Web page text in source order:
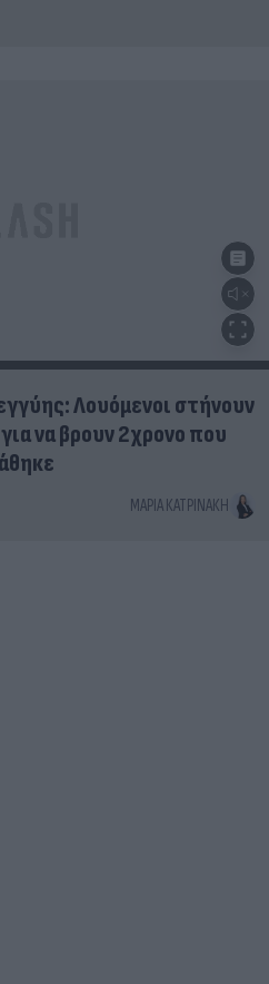
Λουόμενοι στήνουν
να βρουν 2χρονο που
ΜΑΡΊΑ ΚΑΤΡΙΝΆΚΗ